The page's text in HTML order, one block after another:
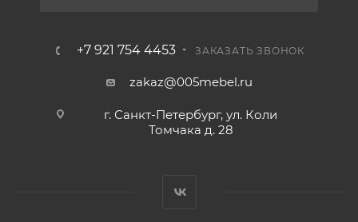
+7 921 754 4453 ЗАКАЗАТЬ ЗВОНОК
zakaz@005mebel.ru
г. Санкт-Петербург, ул. Коли
Томчака д. 28